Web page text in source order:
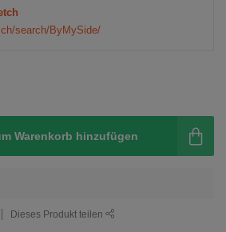
search/ByMySide/
Warenkorb hinzufügen
Dieses Produkt teilen